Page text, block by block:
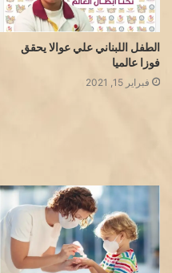
الطفل اللبناني علي عوالا يحقق
فوزا عالميا
فبراير 15, 2021